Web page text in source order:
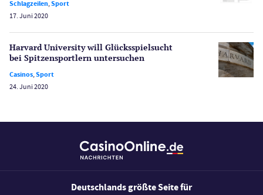
Sport
Wetten
Wirtschaft
Bonus Ohne Einzahlung
Slot Freispiele
Schlagzeilen,Sport
17. Juni 2020
Harvard University will Glücksspielsucht
bei Spitzensportlern untersuchen
Casinos,Sport
24. Juni 2020
Deutschlands größte Seite für